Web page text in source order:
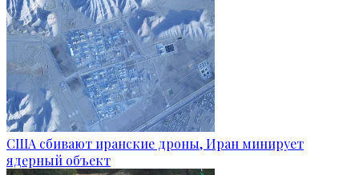
США сбивают иранские дроны, Иран минирует
ядерный объект